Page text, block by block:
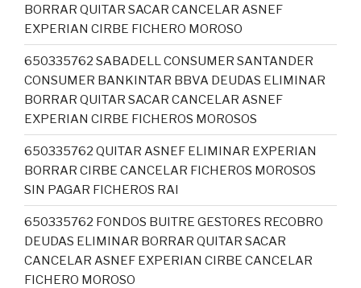
BORRAR QUITAR SACAR CANCELAR ASNEF
EXPERIAN CIRBE FICHERO MOROSO
650335762 SABADELL CONSUMER SANTANDER
CONSUMER BANKINTAR BBVA DEUDAS ELIMINAR
BORRAR QUITAR SACAR CANCELAR ASNEF
EXPERIAN CIRBE FICHEROS MOROSOS
650335762 QUITAR ASNEF ELIMINAR EXPERIAN
BORRAR CIRBE CANCELAR FICHEROS MOROSOS
SIN PAGAR FICHEROS RAI
650335762 FONDOS BUITRE GESTORES RECOBRO
DEUDAS ELIMINAR BORRAR QUITAR SACAR
CANCELAR ASNEF EXPERIAN CIRBE CANCELAR
FICHERO MOROSO